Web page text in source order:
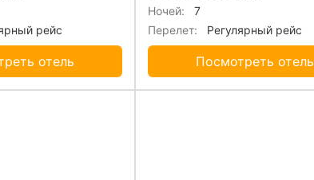
рейс
отель
Ночей:
7
Перелет:
Регулярный рейс
Посмотреть отель